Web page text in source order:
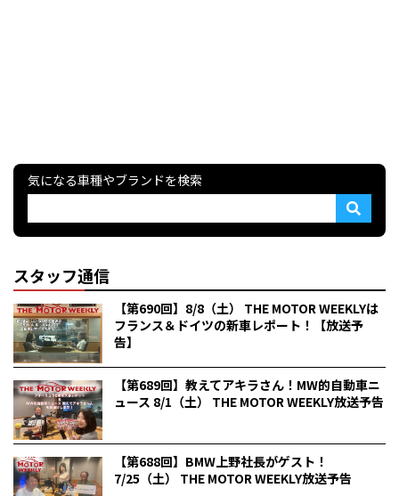
気になる車種やブランドを検索
スタッフ通信
【第690回】8/8（土） THE MOTOR WEEKLYは
フランス＆ドイツの新車レポート！【放送予
告】
【第689回】教えてアキラさん！MW的自動車ニ
ュース 8/1（土） THE MOTOR WEEKLY放送予告
【第688回】BMW上野社長がゲスト！
7/25（土） THE MOTOR WEEKLY放送予告